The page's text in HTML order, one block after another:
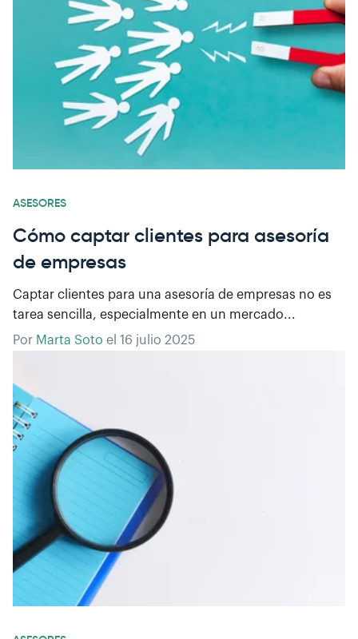
ASESORES
Cómo captar clientes para asesoría
de empresas
Captar clientes para una asesoría de empresas no es
tarea sencilla, especialmente en un mercado...
Por Marta Soto el 16 julio 2025